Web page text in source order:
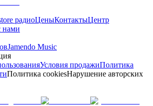
радиоЦеныКонтактыЦентр
нами
Jamendo Music
Условия продажиПолитика
Политика cookiesНарушение авторских